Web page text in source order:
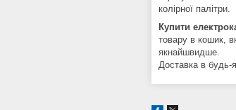
колірної палітри.
Купити
товару в кошик,
якнайшвидше.
Доставка в будь-